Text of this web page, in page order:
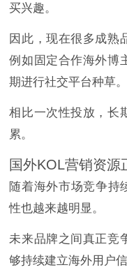
买兴趣。
因此，现在很多成熟
例如固定合作海外博
期进行社交平台种草。
相比一次性投放，长
累。
国外KOL营销资源
随着海外市场竞争持
性也越来越明显。
未来品牌之间真正竞
够持续建立海外用户信